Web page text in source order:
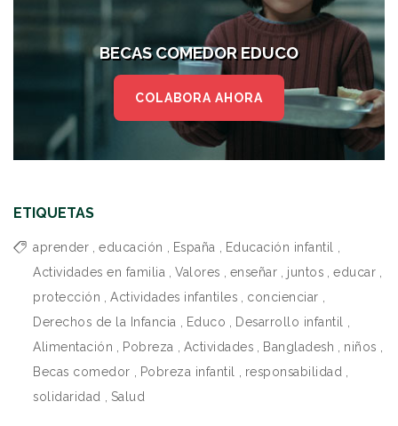
BECAS COMEDOR EDUCO
COLABORA AHORA
ETIQUETAS
aprender , educación , España , Educación infantil ,
Actividades en familia , Valores , enseñar , juntos , educar ,
protección , Actividades infantiles , concienciar ,
Derechos de la Infancia , Educo , Desarrollo infantil ,
Alimentación , Pobreza , Actividades , Bangladesh , niños ,
Becas comedor , Pobreza infantil , responsabilidad ,
solidaridad , Salud